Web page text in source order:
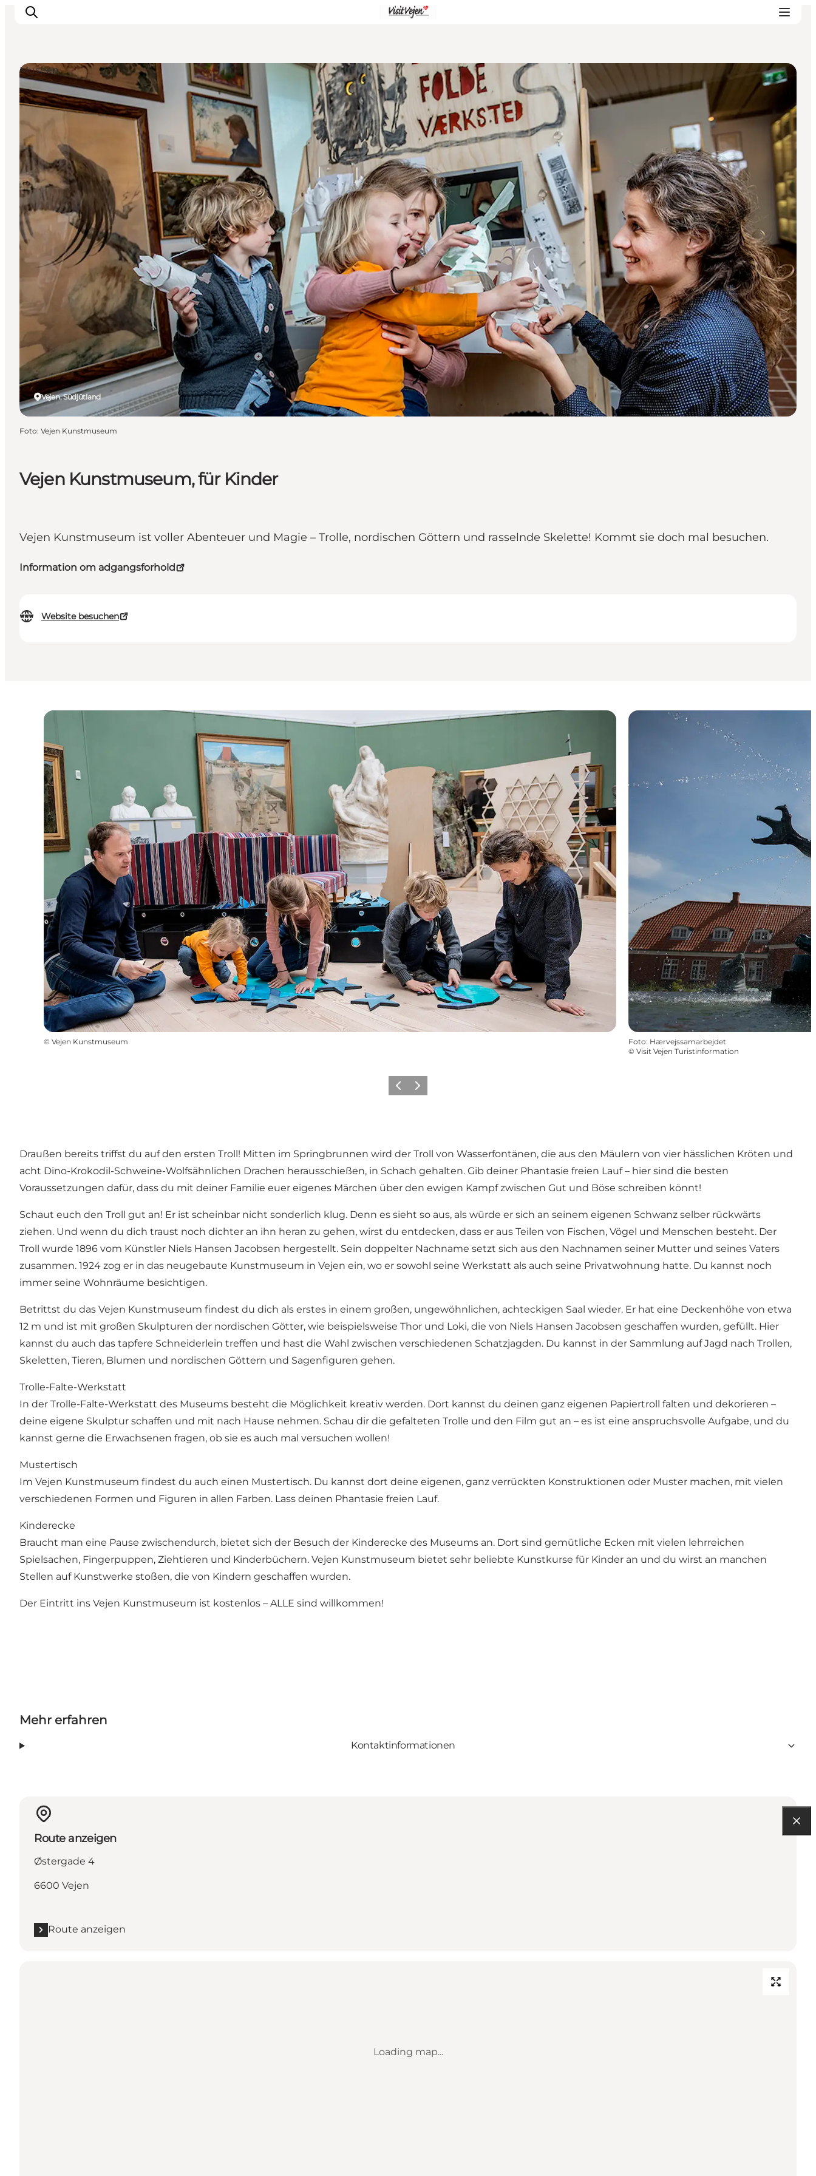
Restaurants
Schlafen
Nature
Städte
Events
Explore
Vejen Kunstmuseum, für Kinder
Vejen Kunstmuseum ist voller Abenteuer und Magie – Trolle, nordischen Göttern und rasselnde Skelette! Kommt sie doch mal besuchen.
Information om adgangsforhold
Website besuchen
Vejen, Südjütland
Museen
Foto: Vejen Kunstmuseum
© Vejen Kunstmuseum Foto: Hærvejssamarbejdet
© Visit Vejen Turistinformation
Vorherige Folie
Nächste Folie
Draußen bereits triffst du auf den ersten Troll! Mitten im Springbrunnen wird der Troll von Wasserfontänen, die aus den Mäulern von vier hässlichen Kröten und
acht Dino-Krokodil-Schweine-Wolfsähnlichen Drachen herausschießen, in Schach gehalten. Gib deiner Phantasie freien Lauf – hier sind die besten
Voraussetzungen dafür, dass du mit deiner Familie euer eigenes Märchen über den ewigen Kampf zwischen Gut und Böse schreiben könnt!
Schaut euch den Troll gut an! Er ist scheinbar nicht sonderlich klug. Denn es sieht so aus, als würde er sich an seinem eigenen Schwanz selber rückwärts
ziehen. Und wenn du dich traust noch dichter an ihn heran zu gehen, wirst du entdecken, dass er aus Teilen von Fischen, Vögel und Menschen besteht. Der
Troll wurde 1896 vom Künstler Niels Hansen Jacobsen hergestellt. Sein doppelter Nachname setzt sich aus den Nachnamen seiner Mutter und seines Vaters
zusammen. 1924 zog er in das neugebaute Kunstmuseum in Vejen ein, wo er sowohl seine Werkstatt als auch seine Privatwohnung hatte. Du kannst noch
immer seine Wohnräume besichtigen.
Betrittst du das Vejen Kunstmuseum findest du dich als erstes in einem großen, ungewöhnlichen, achteckigen Saal wieder. Er hat eine Deckenhöhe von etwa
12 m und ist mit großen Skulpturen der nordischen Götter, wie beispielsweise Thor und Loki, die von Niels Hansen Jacobsen geschaffen wurden, gefüllt. Hier
kannst du auch das tapfere Schneiderlein treffen und hast die Wahl zwischen verschiedenen Schatzjagden. Du kannst in der Sammlung auf Jagd nach Trollen,
Skeletten, Tieren, Blumen und nordischen Göttern und Sagenfiguren gehen.
Trolle-Falte-Werkstatt
In der Trolle-Falte-Werkstatt des Museums besteht die Möglichkeit kreativ werden. Dort kannst du deinen ganz eigenen Papiertroll falten und dekorieren –
deine eigene Skulptur schaffen und mit nach Hause nehmen. Schau dir die gefalteten Trolle und den Film gut an – es ist eine anspruchsvolle Aufgabe, und du
kannst gerne die Erwachsenen fragen, ob sie es auch mal versuchen wollen!
Mustertisch
Im Vejen Kunstmuseum findest du auch einen Mustertisch. Du kannst dort deine eigenen, ganz verrückten Konstruktionen oder Muster machen, mit vielen
verschiedenen Formen und Figuren in allen Farben. Lass deinen Phantasie freien Lauf.
Kinderecke
Braucht man eine Pause zwischendurch, bietet sich der Besuch der Kinderecke des Museums an. Dort sind gemütliche Ecken mit vielen lehrreichen
Spielsachen, Fingerpuppen, Ziehtieren und Kinderbüchern. Vejen Kunstmuseum bietet sehr beliebte Kunstkurse für Kinder an und du wirst an manchen
Stellen auf Kunstwerke stoßen, die von Kindern geschaffen wurden.
Der Eintritt ins Vejen Kunstmuseum ist kostenlos – ALLE sind willkommen!
Mehr erfahren
Kontaktinformationen
Route anzeigen
Østergade 4
6600 Vejen
Route anzeigen
Loading map...